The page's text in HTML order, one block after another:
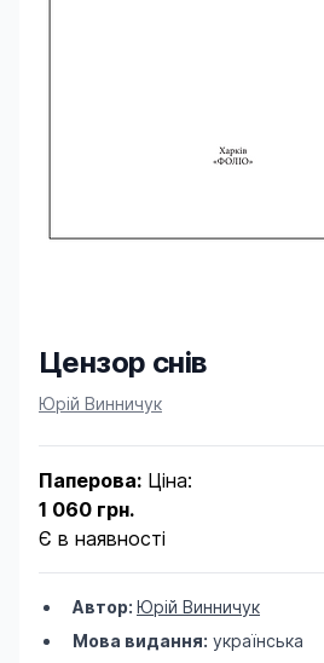
Цензор снів
Product information
Юрій Винничук
Паперова: Ціна:
1 060 грн.
Є в наявності
Автор: Юрій Винничук
Мова видання: українська